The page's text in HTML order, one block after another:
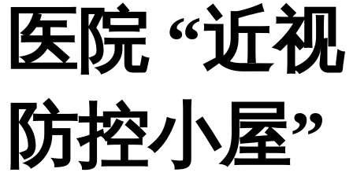
医院 “近视
防控小屋”